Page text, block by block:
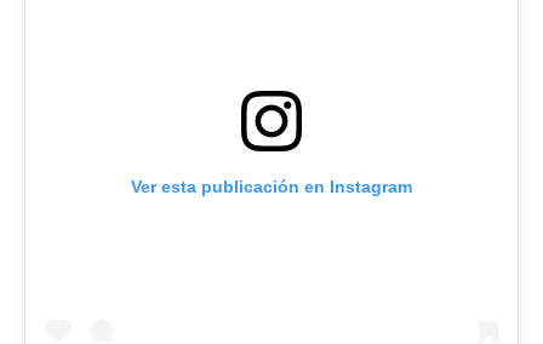
Ver esta publicación en Instagram